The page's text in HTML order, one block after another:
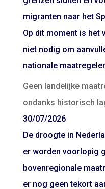
migranten naar het
Op dit moment is het
niet nodig om
nationale
Geen landelijke
ondanks historisch
30/07/2026
De droogte in
er worden voorlopig
bovenregionale
er nog geen tekort